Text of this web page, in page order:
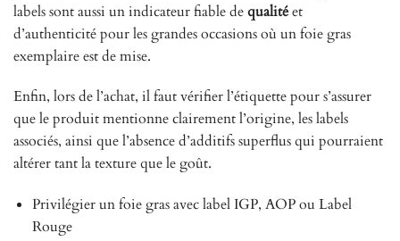
labels sont aussi un indicateur fiable dequalitéet
d’authenticité pour les grandes occasions où un foie gras
exemplaire est de mise.
Enfin, lors de l’achat, il faut vérifier l’étiquette pour s’assurer
que le produit mentionne clairement l’origine, les labels
associés, ainsi que l’absence d’additifs superflus qui pourraient
altérer tant la texture que le goût.
Privilégier un foie gras avec label IGP, AOP ou Label
Rouge